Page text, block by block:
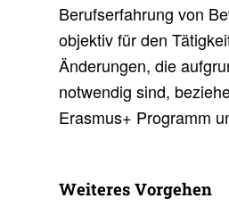
Berufserfahrung von
objektiv für den
Änderungen, die
notwendig sind,
Erasmus+ Programm
Weiteres Vorgehen